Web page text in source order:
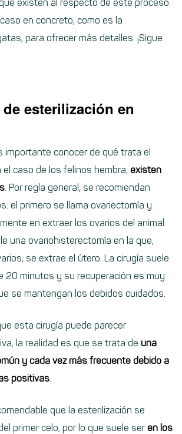
existen al respecto de este proceso.
en concreto, como es la
para ofrecer más detalles. ¡Sigue
esterilización en
importante conocer de qué trata el
el caso de los felinos hembra, existen
. Por regla general, se recomiendan
el primero se llama ovariectomía y
en extraer los ovarios del animal.
una ovariohisterectomía en la que,
se extrae el útero. La cirugía suele
20 minutos y su recuperación es muy
se mantengan los debidos cuidados.
esta cirugía puede parecer
la realidad es que se trata de una
y cada vez más frecuente debido a
positivas.
que la esterilización se
primer celo, por lo que suele seren los